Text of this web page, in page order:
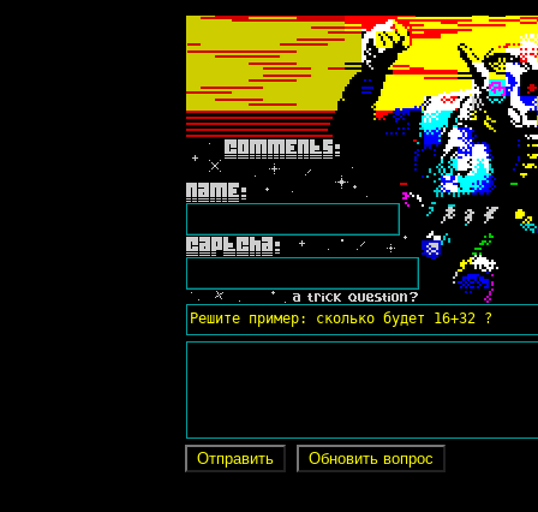
Решите пример: сколько будет 16+32 ?
Обновить вопрос
Отправить